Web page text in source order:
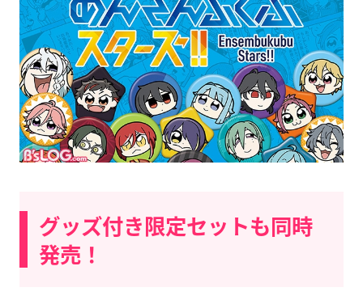
グッズ付き限定セットも同時
発売！